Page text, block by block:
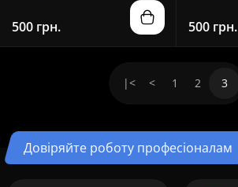
500 грн. 500 грн.
|< < 1 2 3
Довіряйте роботу професіоналам